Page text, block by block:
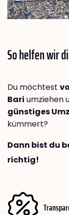
So helfen wir
Du möchtest
Bari umziehen
günstiges
kümmert?
Dann bist du
richtig!